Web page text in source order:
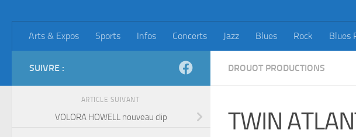
Arts & Expos Sports Infos Concerts Jazz Blues Rock Blues
DROUOT PRODUCTIONS
TWIN
SUIVRE :
ARTICLE SUIVANT
VOLORA HOWELL nouveau clip